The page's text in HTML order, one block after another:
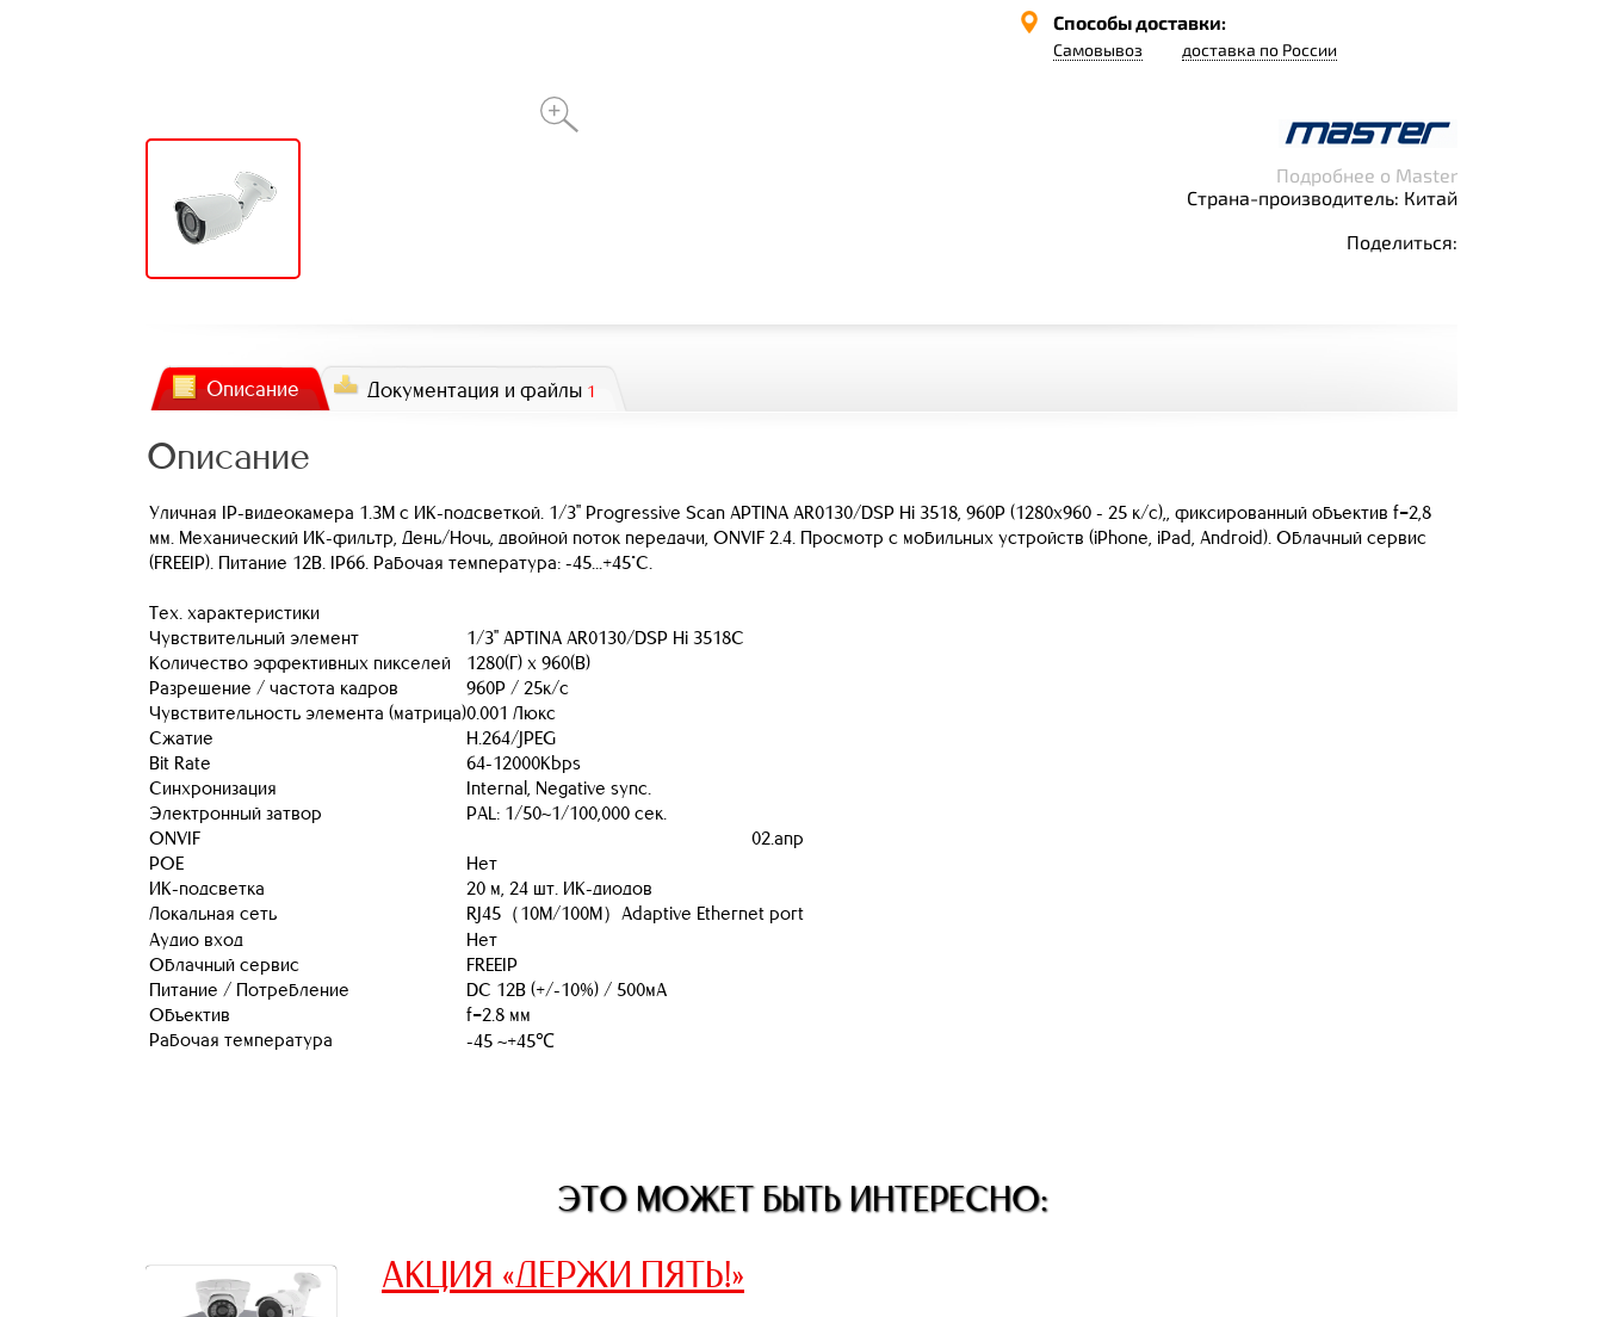
Способы доставки:
Самовывоз доставка по России
Подробнее о Master
Страна-производитель: Китай
Поделиться:
Описание Документация и файлы 1
Описание
Уличная IP-видеокамера 1.3M с ИК-подсветкой. 1/3" Progressive Scan APTINA AR0130/DSP Hi 3518, 960P (1280х960 - 25 к/с),, фиксированный объектив f=2,8
мм. Механический ИК-фильтр, День/Ночь, двойной поток передачи, ONVIF 2.4. Просмотр с мобильных устройств (iPhone, iPad, Android). Облачный сервис
(FREEIP). Питание 12В. IP66. Рабочая температура: -45...+45°С.
Тех. характеристики
Чувствительный элемент
1/3" APTINA AR0130/DSP Hi 3518C
Количество эффективных пикселей
1280(Г) x 960(В)
Разрешение / частота кадров
960P / 25к/с
Чувствительность элемента (матрица)0.001 Люкс
Сжатие
H.264/JPEG
Bit Rate
64-12000Kbps
Синхронизация
Internal, Negative sync.
Электронный затвор
PAL: 1/50~1/100,000 сек.
ONVIF
02.апр
POE
Нет
ИК-подсветка
20 м, 24 шт. ИК-диодов
Локальная сеть
RJ45（10M/100M）Adaptive Ethernet port
Аудио вход
Нет
Облачный сервис
FREEIP
Питание / Потребление
DC 12В (+/-10%) / 500мА
Объектив
f=2.8 мм
Рабочая температура
-45 ~+45℃
ЭТО МОЖЕТ БЫТЬ ИНТЕРЕСНО:
АКЦИЯ «ДЕРЖИ ПЯТЬ!»